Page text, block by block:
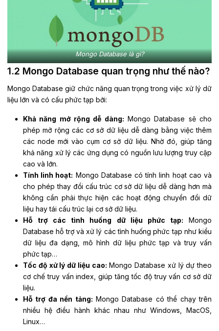
Mongo Database là gì?
1.2 Mongo Database quan trọng như thế nào?
Mongo Database giữ chức năng quan trọng trong việc xử lý dữ
liệu lớn và có cấu phức tạp bởi:
Khả năng mở rộng dễ dàng: Mongo Database sẽ cho
phép mở rộng các cơ sở dữ liệu dễ dàng bằng việc thêm
các node mới vào cụm cơ sở dữ liệu. Nhờ đó, giúp tăng
khả năng xử lý các ứng dụng có nguồn lưu lượng truy cập
cao và lớn.
Tính linh hoạt: Mongo Database có tính linh hoạt cao và
cho phép thay đổi cấu trúc cơ sở dữ liệu dễ dàng hơn mà
không cần phải thực hiện các hoạt động chuyển đổi dữ
liệu hay tái cấu trúc lại cơ sở dữ liệu.
Hỗ trợ các tình huống dữ liệu phức tạp: Mongo
Database hỗ trợ và xử lý các tình huống phức tạp như kiểu
dữ liệu đa dạng, mô hình dữ liệu phức tạp và truy vấn
phức tạp…
Tốc độ xử lý dữ liệu cao: Mongo Database xử lý dự theo
cơ chế truy vấn index, giúp tăng tốc độ truy vấn cơ sở dữ
liệu.
Hỗ trợ đa nền tảng: Mongo Database có thể chạy trên
nhiều hệ điều hành khác nhau như Windows, MacOS,
Linux…